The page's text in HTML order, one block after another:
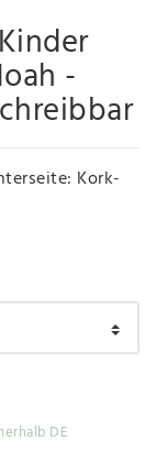
-
Kork-
DE